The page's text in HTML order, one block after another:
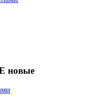
новые